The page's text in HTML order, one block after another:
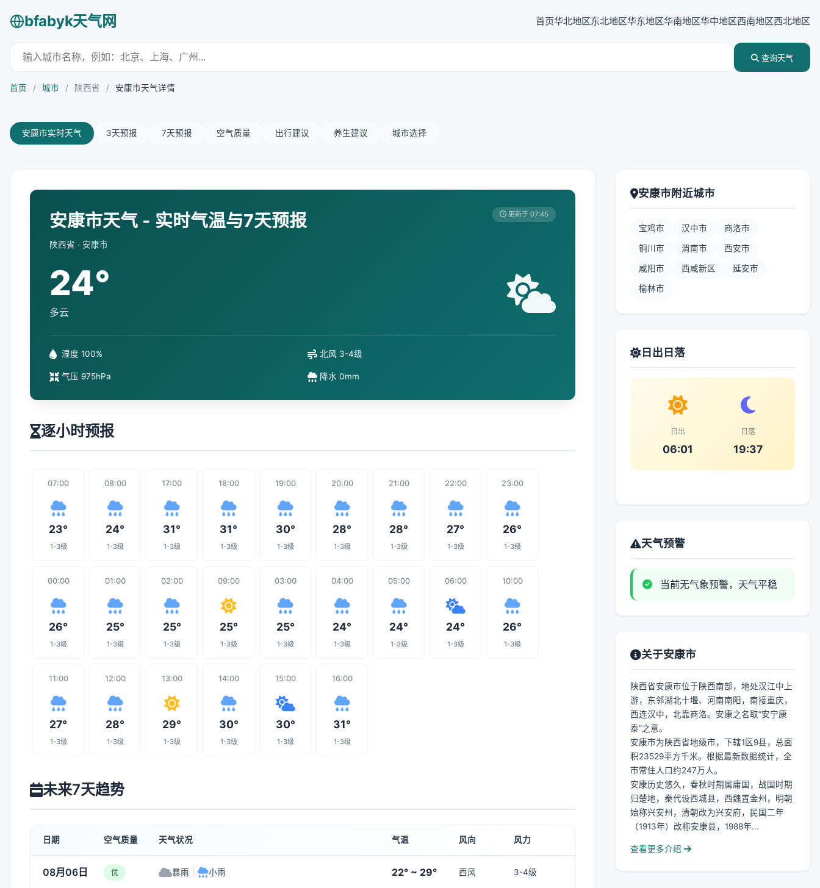
bfabyk天气网 首页华北地区东北地区华东地区华南地区华中地区西南地区西北地区
查询天气
首页 / 城市 / 陕西省 / 安康市天气详情
安康市实时天气 3天预报 7天预报 空气质量 出行建议 养生建议 城市选择
安康市天气 - 实时气温与7天预报
陕西省 · 安康市
更新于 07:45
24°
多云
湿度 100% 北风 3-4级
气压 975hPa 降水 0mm
逐小时预报
07:00
23°
1-3级
08:00
24°
1-3级
17:00
31°
1-3级
18:00
31°
1-3级
19:00
30°
1-3级
20:00
28°
1-3级
21:00
28°
1-3级
22:00
27°
1-3级
23:00
26°
1-3级
00:00
26°
1-3级
01:00
25°
1-3级
02:00
25°
1-3级
09:00
25°
1-3级
03:00
25°
1-3级
04:00
24°
1-3级
05:00
24°
1-3级
06:00
24°
1-3级
10:00
26°
1-3级
11:00
27°
1-3级
12:00
28°
1-3级
13:00
29°
1-3级
14:00
30°
1-3级
15:00
30°
1-3级
16:00
31°
1-3级
未来7天趋势
日期 空气质量 天气状况 气温 风向 风力
08月06日 优 暴雨 小雨 22° ~ 29° 西风 3-4级
安康市附近城市
宝鸡市 汉中市 商洛市
铜川市 渭南市 西安市
咸阳市 西咸新区 延安市
榆林市
日出日落
日出
06:01
日落
19:37
天气预警
当前无气象预警，天气平稳
关于安康市
陕西省安康市位于陕西南部，地处汉江中上
游，东邻湖北十堰、河南南阳，南接重庆，
西连汉中，北靠商洛。安康之名取“安宁康
泰”之意。
安康市为陕西省地级市，下辖1区9县，总面
积23529平方千米。根据最新数据统计，全
市常住人口约247万人。
安康历史悠久，春秋时期属庸国，战国时期
归楚地，秦代设西城县，西魏置金州，明朝
始称兴安州，清朝改为兴安府，民国二年
（1913年）改称安康县，1988年...
查看更多介绍